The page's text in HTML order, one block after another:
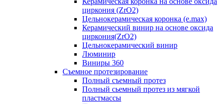
циркония (ZrO2)
Цельнокерамическая коронка (e.max)
Керамический винир на основе оксида
циркония(ZrO2)
Цельнокерамический винир
Люминир
Виниры 360
Съемное протезирование
Полный съемный протез
Полный сьемный протез из мягкой
пластмассы